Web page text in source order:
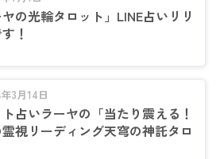
ヤの光輪タロット」LINE占いリリ
！
3月14日
占いラーヤの「当たり震える！
視リーディング天穹の神託タロ